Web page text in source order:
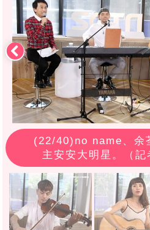
(22/40)no name、余
主安安大明星。（記